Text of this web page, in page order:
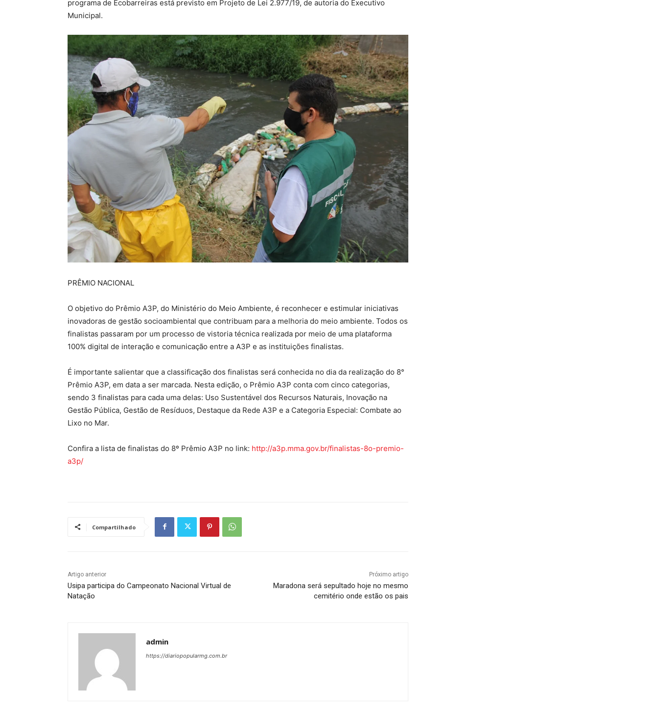
programa de Ecobarreiras está previsto em Projeto de Lei 2.977/19, de autoria do Executivo
Municipal.
PRÊMIO NACIONAL
O objetivo do Prêmio A3P, do Ministério do Meio Ambiente, é reconhecer e estimular iniciativas
inovadoras de gestão socioambiental que contribuam para a melhoria do meio ambiente. Todos os
finalistas passaram por um processo de vistoria técnica realizada por meio de uma plataforma
100% digital de interação e comunicação entre a A3P e as instituições finalistas.
É importante salientar que a classificação dos finalistas será conhecida no dia da realização do 8°
Prêmio A3P, em data a ser marcada. Nesta edição, o Prêmio A3P conta com cinco categorias,
sendo 3 finalistas para cada uma delas: Uso Sustentável dos Recursos Naturais, Inovação na
Gestão Pública, Gestão de Resíduos, Destaque da Rede A3P e a Categoria Especial: Combate ao
Lixo no Mar.
Confira a lista de finalistas do 8º Prêmio A3P no link: http://a3p.mma.gov.br/finalistas-8o-premio-
a3p/
Compartilhado
Artigo anterior
Usipa participa do Campeonato Nacional Virtual de
Natação
Próximo artigo
Maradona será sepultado hoje no mesmo
cemitério onde estão os pais
admin
https://diariopopularmg.com.br